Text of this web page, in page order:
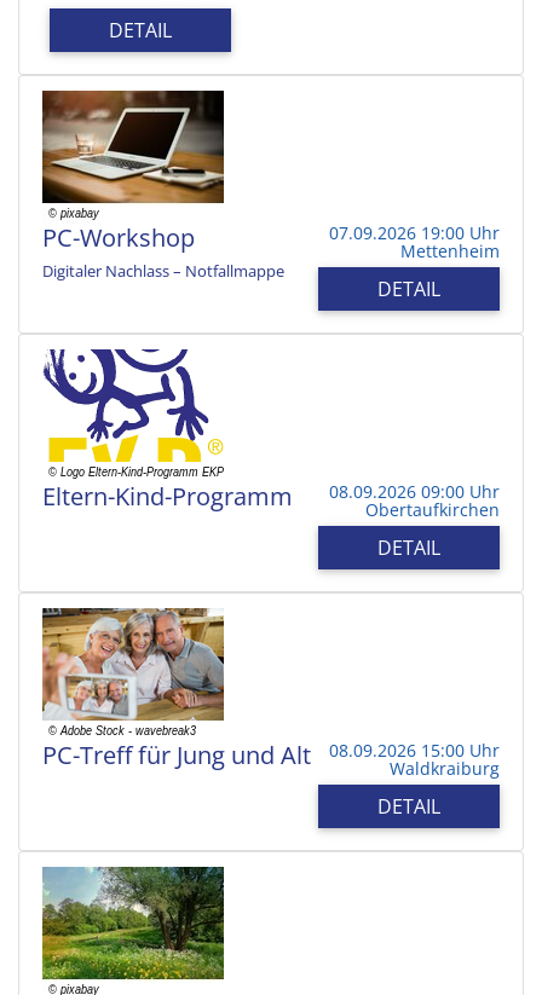
DETAIL
PC-Workshop
Digitaler Nachlass – Notfallmappe
07.09.2026 19:00 Uhr
Mettenheim
DETAIL
Eltern-Kind-Programm 08.09.2026 09:00 Uhr
Obertaufkirchen
DETAIL
PC-Treff für Jung und Alt 08.09.2026 15:00 Uhr
Waldkraiburg
DETAIL